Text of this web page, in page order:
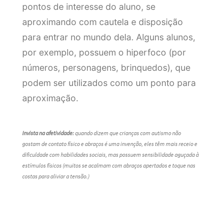
pontos de interesse do aluno, se
aproximando com cautela e disposição
para entrar no mundo dela. Alguns alunos,
por exemplo, possuem o hiperfoco (por
números, personagens, brinquedos), que
podem ser utilizados como um ponto para
aproximação.
Invista na afetividade:quando dizem que crianças com autismo não
gostam de contato físico e abraços é uma invenção, eles têm mais receio e
dificuldade com habilidades sociais, mas possuem sensibilidade aguçada à
estímulos físicos (muitos se acalmam com abraços apertados e toque nas
costas para aliviar a tensão.)